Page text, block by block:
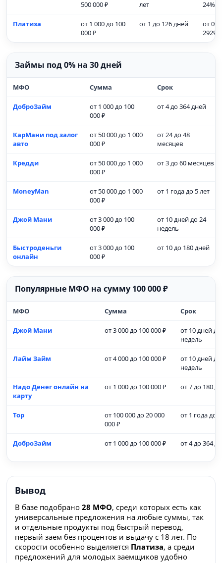
500 000 ₽
лет
24%
Платиза
от 1 000 до 100
000 ₽
от 1 до 126 дней
от
292%)
Займы под 0% на 30 дней
МФО Сумма Срок
ДоброЗайм
от 1 000 до 100
000 ₽
от 4 до 364 дней
КарМани под залог
авто
от 50 000 до 1 000
000 ₽
от 24 до 48
месяцев
Кредди
от 50 000 до 1 000
000 ₽
от 3 до 60 месяцев
MoneyMan
от 50 000 до 1 000
000 ₽
от 1 года до 5 лет
Джой Мани
от 3 000 до 100
000 ₽
от 10 дней до 24
недель
Быстроденьги
онлайн
от 3 000 до 100
000 ₽
от 10 до 180 дней
Популярные МФО на сумму 100 000 ₽
МФО Сумма Срок
Джой Мани от 3 000 до 100 000 ₽
от 10 дней
недель
Лайм Займ от 4 000 до 100 000 ₽
от 10 дней
недель
Надо Денег онлайн на
карту
от 1 000 до 100 000 ₽ от 7 до 180
Тор
от 100 000 до 20 000
000 ₽
от 1 года до
ДоброЗайм от 1 000 до 100 000 ₽ от 4 до 364
Вывод
В базе подобрано28 МФО, среди которых есть как
универсальные предложения на любые суммы, так
и отдельные продукты под быстрый перевод,
первый заем без процентов и выдачу с 18 лет. По
скорости особенно выделяется Платиза, а среди
предложений для молодых заемщиков удобно